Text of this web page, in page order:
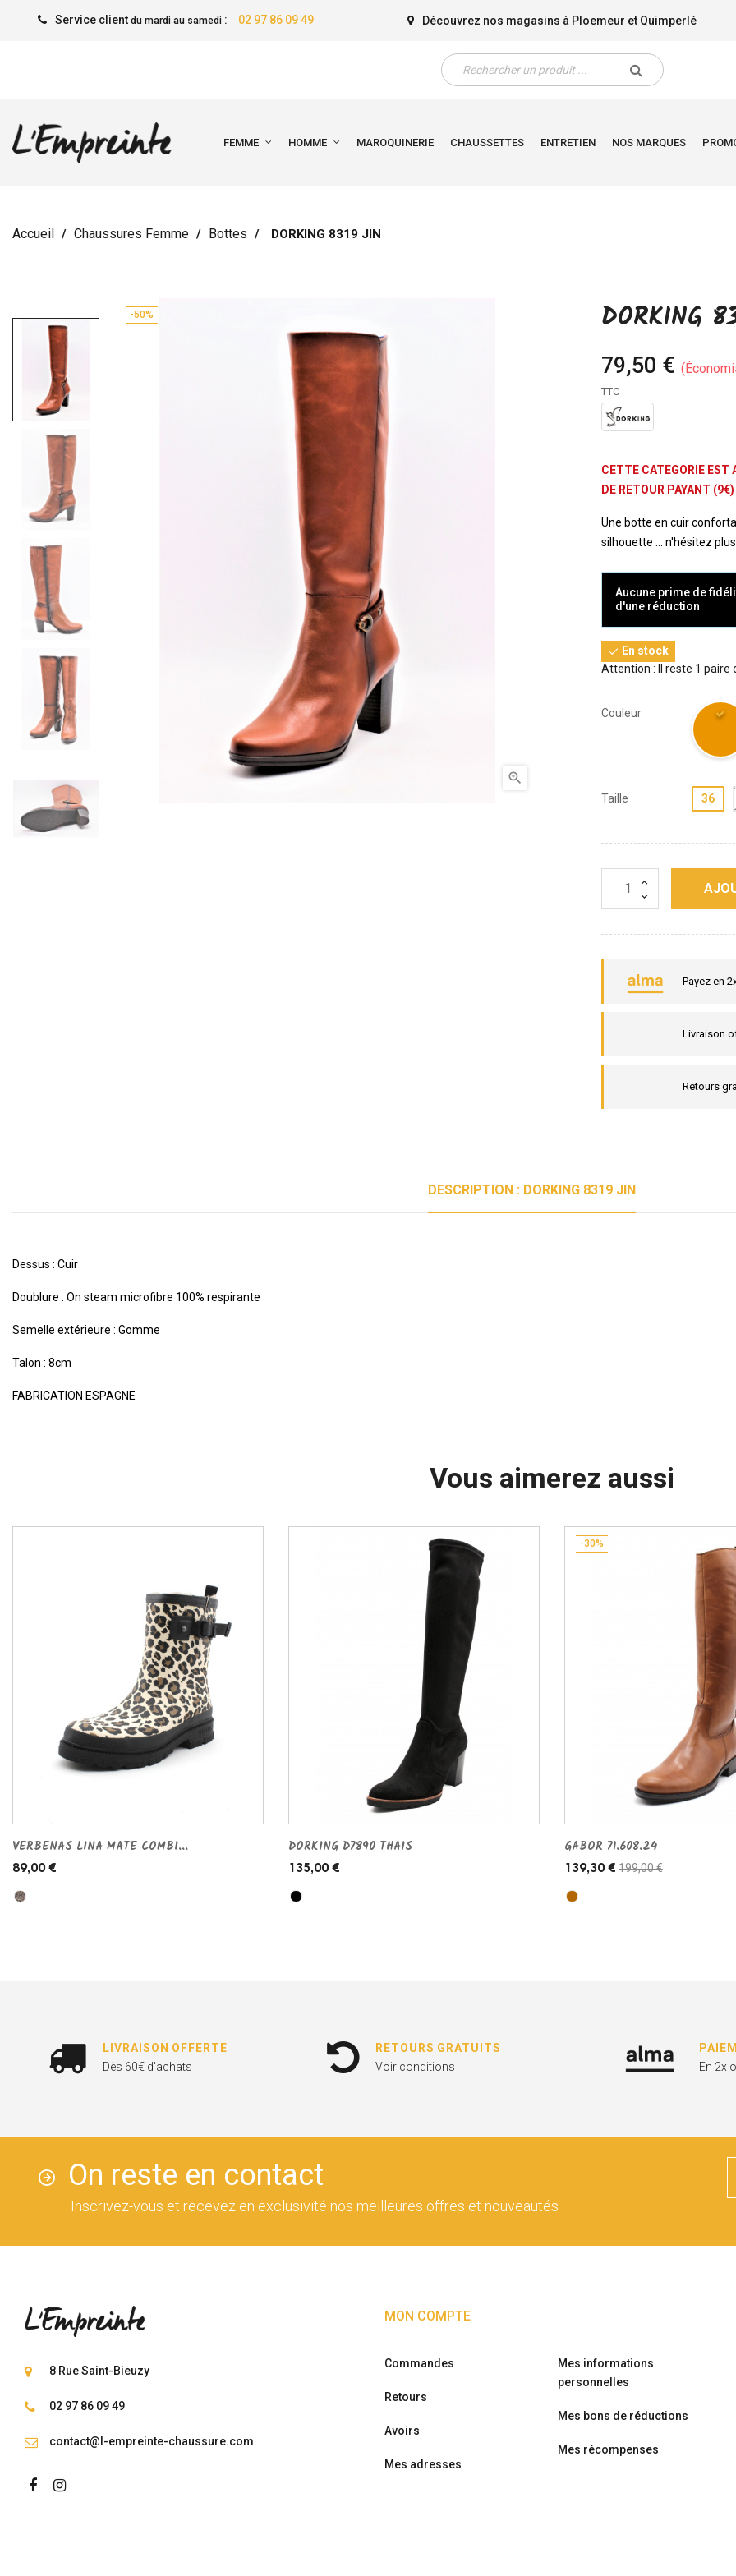
Service client du mardi au samedi: 02 97 86 09 49 Découvrez nos magasins à Ploemeur et Quimperlé
FEMME HOMME MAROQUINERIE CHAUSSETTES ENTRETIEN NOS MARQUES
Accueil Chaussures Femme Bottes DORKING 8319 JIN
-50%

DORKING
79,50 €
TTC
CETTE CATEGORIE EST
DE RETOUR PAYANT (9€)
Une botte en cuir
silhouette ... n'hésitez
Aucune prime de
d'une réduction
 En stock
Attention : Il reste 1 paire
Couleur
Taille 36
Payez en
Livraison
Retours
DESCRIPTION : DORKING 8319 JIN
Dessus : Cuir
Doublure : On steam microfibre 100% respirante
Semelle extérieure : Gomme
Talon : 8cm
FABRICATION ESPAGNE
Vous aimerez aussi
VERBENAS LINA MATE COMBI...
89,00 €
DORKING D7890 THAIS
135,00 €
-30%
GABOR 71.608.24
139,30 € 199,00 €
LIVRAISON OFFERTE
Dès 60€ d'achats
RETOURS GRATUITS
Voir conditions
En 2x
On reste en contact
Inscrivez-vous et recevez en exclusivité nos meilleures offres et nouveautés
8 Rue Saint-Bieuzy
02 97 86 09 49
contact@l-empreinte-chaussure.com
MON COMPTE
Commandes
Retours
Avoirs
Mes adresses
Mes informations
personnelles
Mes bons de réductions
Mes récompenses